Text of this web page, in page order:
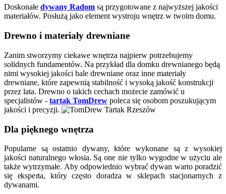
Doskonałe dywany Radom są przygotowane z najwyższej jakości
materiałów. Posłużą jako element wystroju wnętrz w twoim domu.
Drewno i materiały drewniane
Zanim stworzymy ciekawe wnętrza najpierw potrzebujemy
solidnych fundamentów. Na przykład dla domku drewnianego będą
nimi wysokiej jakości bale drewniane oraz inne materiały
drewniane, które zapewnią stabilność i wysoką jakość konstrukcji
przez lata. Drewno o takich cechach możecie zamówić u
specjalistów - tartak TomDrew poleca się osobom poszukującym
jakości i precyzji.
Dla pięknego wnętrza
Popularne są ostatnio dywany, które wykonane są z wysokiej
jakości naturalnego włosia. Są one nie tylko wygodne w użyciu ale
także wytrzymałe. Aby odpowiednio wybrać dywan warto poradzić
się eksperta, który często doradza w sklepach stacjonarnych z
dywanami.